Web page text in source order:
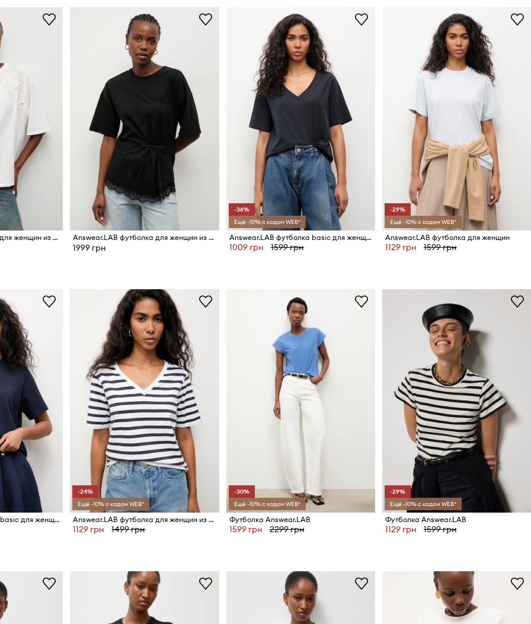
Answear.LAB футболка для женщин из хлопка с эластаном Answear.LAB футболка для женщин из хлопка с эластаном
1999 грн
-36%
Ещё -10% с кодом WEB*
Answear.LAB футболка basic для женщин из хлопка
1009 грн 1599 грн
-29%
Ещё -10% с кодом WEB*
Answear.LAB футболка для женщин
1129 грн 1599 грн
Answear.LAB Футболка basic для женщин из хлопка
-24%
Ещё -10% с кодом WEB*
Answear.LAB футболка для женщин из хлопка
1129 грн 1499 грн
-30%
Ещё -10% с кодом WEB*
Футболка Answear.LAB
1599 грн 2299 грн
-29%
Ещё -10% с кодом WEB*
Футболка Answear.LAB
1129 грн 1599 грн